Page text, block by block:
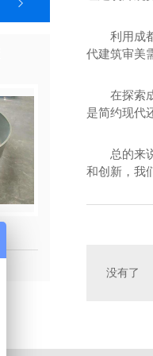
利用成
代建筑审美
在探索
是简约现代
总的来
和创新，我
没有了